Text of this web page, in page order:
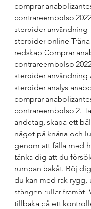
comprar
contrareembolso
steroider användning
steroider online
redskap Comprar
contrareembolso
steroider användning
steroider analys
comprar
contrareembolso 2.
andetag, skapa ett
något på knäna och
genom att fälla med
tänka dig att du
rumpan bakåt. Böj
du kan med rak rygg,
stången rullar framåt.
tillbaka på ett